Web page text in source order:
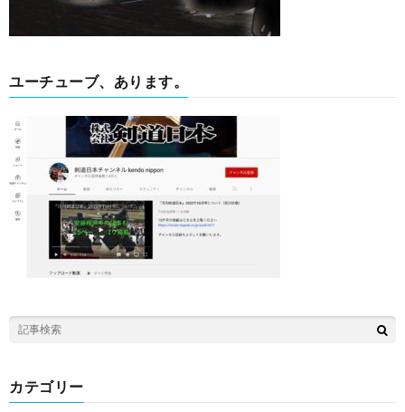
ユーチューブ、あります。
カテゴリー